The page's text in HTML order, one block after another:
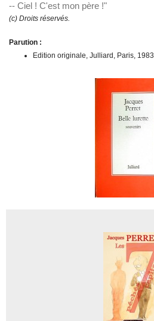
-- Ciel ! C'est mon père !"
(c) Droits réservés.
Parution :
Edition originale, Julliard, Paris, 1983